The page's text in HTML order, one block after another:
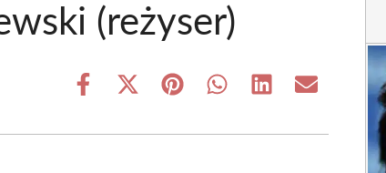
(reżyser)
Share
Share
(Twitter)
Share Share Share Share